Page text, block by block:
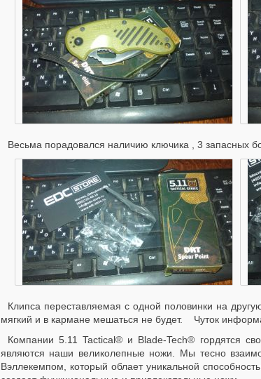
Весьма порадовался наличию ключика , 3 запасных
Клипса переставляемая с одной половинки на
мягкий и в кармане мешаться не будет. Чуток
Компании 5.11 Tactical® и Blade-Tech® гордятся
являются наши великолепные ножи. Мы тесно
Вэллекемпом, который облает уникальной